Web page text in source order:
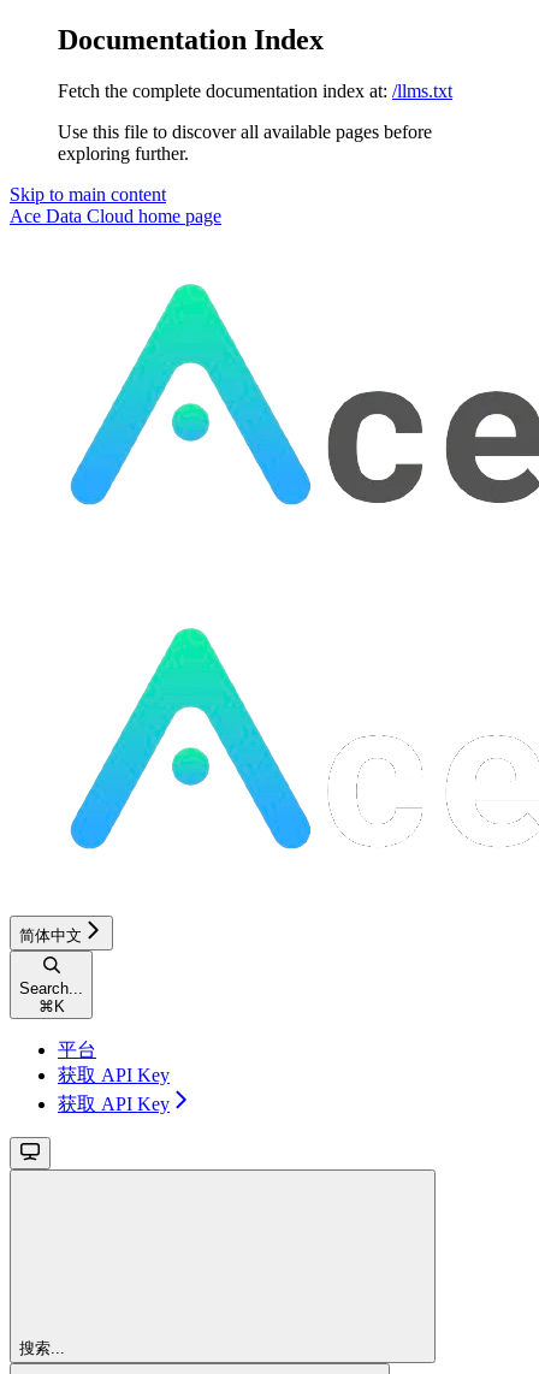
Documentation Index
Fetch the complete documentation index at: /llms.txt
Use this file to discover all available pages before
exploring further.
Skip to main content
Ace Data Cloud home page
简体中文
Search...
⌘ K
平台
获取 API Key
获取 API Key
搜索...